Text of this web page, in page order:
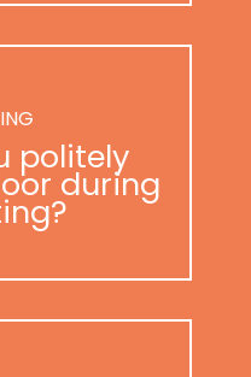
politely
during